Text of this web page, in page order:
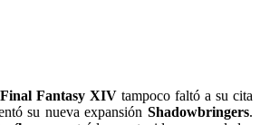
Final Fantasy XIV tampoco faltó a su cita
su nueva expansiónShadowbringers.